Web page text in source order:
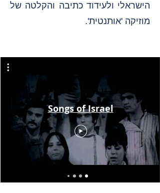
הישראלי ולעידוד כתיבה והקלטה של
מוזיקה 'אותנטית'.
Songs of Israel